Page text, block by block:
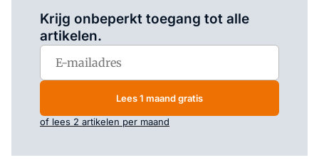
Krijg onbeperkt toegang tot alle
artikelen.
Lees 1 maand gratis
of lees 2 artikelen per maand